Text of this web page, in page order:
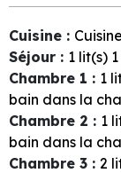
Cuisine :
Séjour : 1 lit(s)
Chambre 1 : 1
bain dans la
Chambre 2 : 1
bain dans la
Chambre 3 : 2